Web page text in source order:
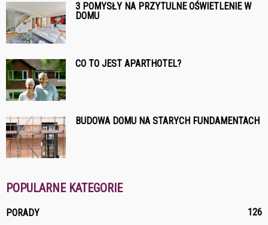
3 POMYSŁY NA PRZYTULNE OŚWIETLENIE W
DOMU
CO TO JEST APARTHOTEL?
BUDOWA DOMU NA STARYCH FUNDAMENTACH
POPULARNE KATEGORIE
PORADY 126